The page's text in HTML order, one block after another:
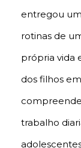
entregou
rotinas de
própria vida
dos filhos
trabalho